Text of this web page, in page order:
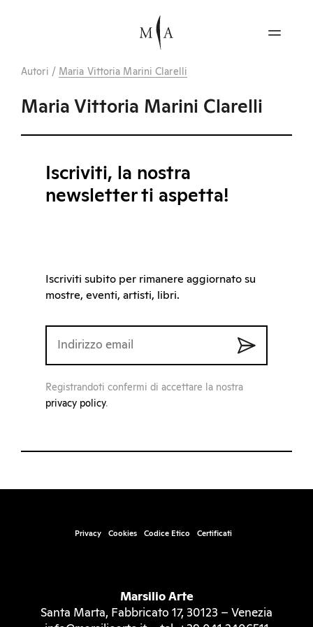
Autori / Maria Vittoria Marini Clarelli
Maria Vittoria Marini Clarelli
Iscriviti, la nostra
newsletter ti aspetta!
Iscriviti subito per rimanere aggiornato su
mostre, eventi, artisti, libri.
Registrandoti confermi di accettare la nostra
privacy policy.
Privacy Cookies Codice Etico Certificati
Marsilio Arte
Santa Marta, Fabbricato 17, 30123 – Venezia